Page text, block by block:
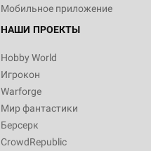
Мобильное приложение
НАШИ ПРОЕКТЫ
Hobby World
Игрокон
Warforge
Мир фантастики
Берсерк
CrowdRepublic